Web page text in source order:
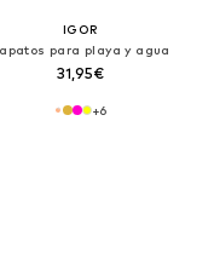
IGOR
para playa y agua
31,95€
+6